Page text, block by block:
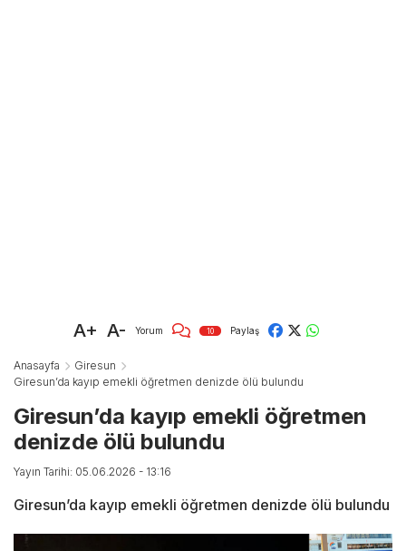
A+ A- Yorum 10 Paylaş
Anasayfa
Giresun
Giresun’da kayıp emekli öğretmen denizde ölü bulundu
Giresun’da kayıp emekli öğretmen
denizde ölü bulundu
Yayın Tarihi: 05.06.2026 - 13:16
Giresun’da kayıp emekli öğretmen denizde ölü bulundu